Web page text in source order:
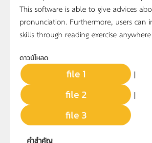
This software is able to give advices
pronunciation. Furthermore, users can
skills through reading exercise
ดาวน์โหลด
file 1 |
file 2 |
file 3